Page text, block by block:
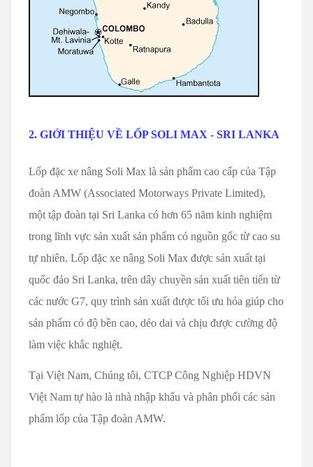
2. GIỚI THIỆU VỀ LỐP SOLI MAX - SRI LANKA
Lốp đặc xe nâng Soli Max là sản phẩm cao cấp của Tập
đoàn AMW (Associated Motorways Private Limited),
một tập đoàn tại Sri Lanka có hơn 65 năm kinh nghiệm
trong lĩnh vực sản xuất sản phẩm có nguồn gốc từ cao su
tự nhiên. Lốp đặc xe nâng Soli Max được sản xuất tại
quốc đảo Sri Lanka, trên dây chuyền sản xuất tiên tiến từ
các nước G7, quy trình sản xuất được tối ưu hóa giúp cho
sản phẩm có độ bền cao, dẻo dai và chịu được cường độ
làm việc khắc nghiệt.
Tại Việt Nam, Chúng tôi, CTCP Công Nghiệp HDVN
Việt Nam tự hào là nhà nhập khẩu và phân phối các sản
phẩm lốp của Tập đoàn AMW.